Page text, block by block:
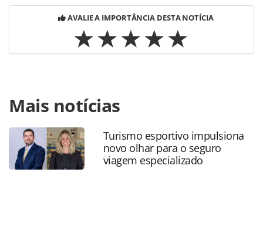
AVALIE A IMPORTÂNCIA DESTA NOTÍCIA
https://www.panrotas.com.br/mercado/pesquisas-e-
estatisticas/2026/06/70-dos-brasileiros-viajariam-para-ver-
futebol-ao-vivo-diz-pesquisa_229085.html ou as
ferramentas oferecidas na página. Todo o conteúdo
produzido pela PANROTAS Editora é protegido pela
legislação brasileira sobre direito autoral. Não reproduza o
Mais notícias
Turismo esportivo impulsiona
novo olhar para o seguro
viagem especializado